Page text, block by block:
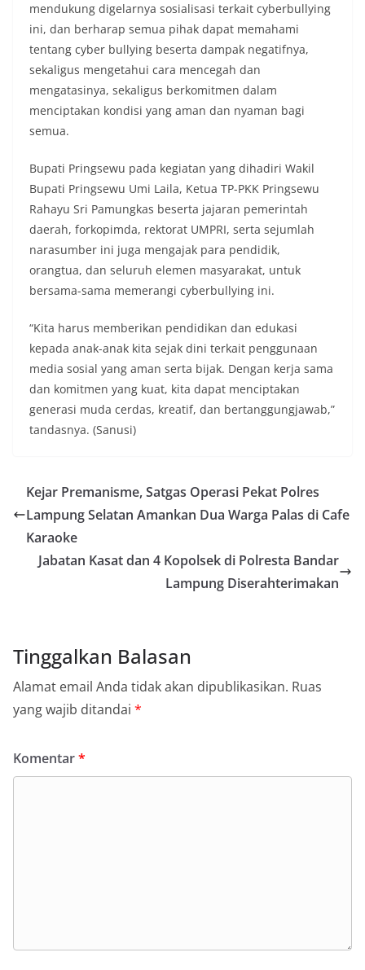
mendukung digelarnya sosialisasi terkait cyberbullying
ini, dan berharap semua pihak dapat memahami
tentang cyber bullying beserta dampak negatifnya,
sekaligus mengetahui cara mencegah dan
mengatasinya, sekaligus berkomitmen dalam
menciptakan kondisi yang aman dan nyaman bagi
semua.
Bupati Pringsewu pada kegiatan yang dihadiri Wakil
Bupati Pringsewu Umi Laila, Ketua TP-PKK Pringsewu
Rahayu Sri Pamungkas beserta jajaran pemerintah
daerah, forkopimda, rektorat UMPRI, serta sejumlah
narasumber ini juga mengajak para pendidik,
orangtua, dan seluruh elemen masyarakat, untuk
bersama-sama memerangi cyberbullying ini.
“Kita harus memberikan pendidikan dan edukasi
kepada anak-anak kita sejak dini terkait penggunaan
media sosial yang aman serta bijak. Dengan kerja sama
dan komitmen yang kuat, kita dapat menciptakan
generasi muda cerdas, kreatif, dan bertanggungjawab,”
tandasnya. (Sanusi)
Kejar Premanisme, Satgas Operasi Pekat Polres
Lampung Selatan Amankan Dua Warga Palas di Cafe
Karaoke
Jabatan Kasat dan 4 Kopolsek di Polresta Bandar
Lampung Diserahterimakan
Tinggalkan Balasan
Alamat email Anda tidak akan dipublikasikan. Ruas
yang wajib ditandai *
Komentar*